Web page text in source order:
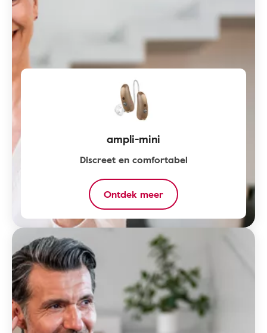
ampli-mini
Discreet en comfortabel
Ontdek meer